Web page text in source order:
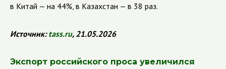
в Китай — на 44%, в Казахстан — в 38 раз.
Источник:tass.ru, 21.05.2026
Экспорт российского проса увеличился